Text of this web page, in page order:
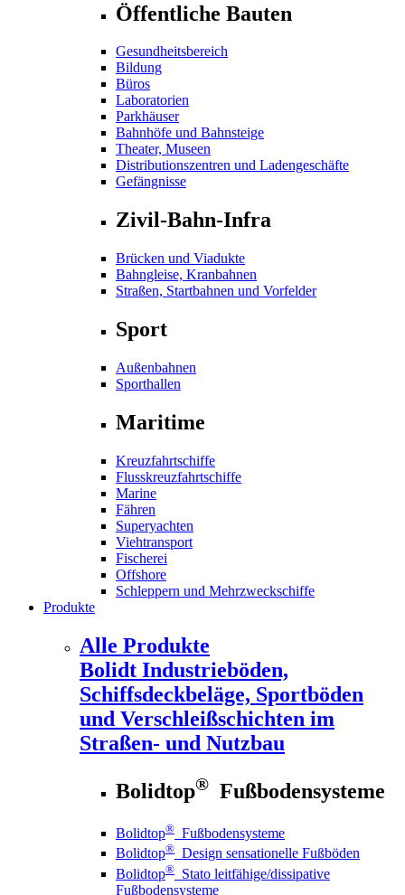
Öffentliche Bauten
Gesundheitsbereich
Bildung
Büros
Laboratorien
Parkhäuser
Bahnhöfe und Bahnsteige
Theater, Museen
Distributionszentren und Ladengeschäfte
Gefängnisse
Zivil-Bahn-Infra
Brücken und Viadukte
Bahngleise, Kranbahnen
Straßen, Startbahnen und Vorfelder
Sport
Außenbahnen
Sporthallen
Maritime
Kreuzfahrtschiffe
Flusskreuzfahrtschiffe
Marine
Fähren
Superyachten
Viehtransport
Fischerei
Offshore
Schleppern und Mehrzweckschiffe
Produkte
Alle Produkte
Bolidt Industrieböden,
Schiffsdeckbeläge, Sportböden
und Verschleißschichten im
Straßen- und Nutzbau
Bolidtop® Fußbodensysteme
Bolidtop® Fußbodensysteme
Bolidtop® Design sensationelle Fußböden
Bolidtop® Stato leitfähige/dissipative
Fußbodensysteme